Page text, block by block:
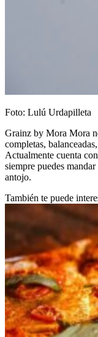
Foto: Lulú Urdapilleta
Grainz by Mora Mora
completas,
Actualmente cuenta
siempre puedes
antojo.
También te puede